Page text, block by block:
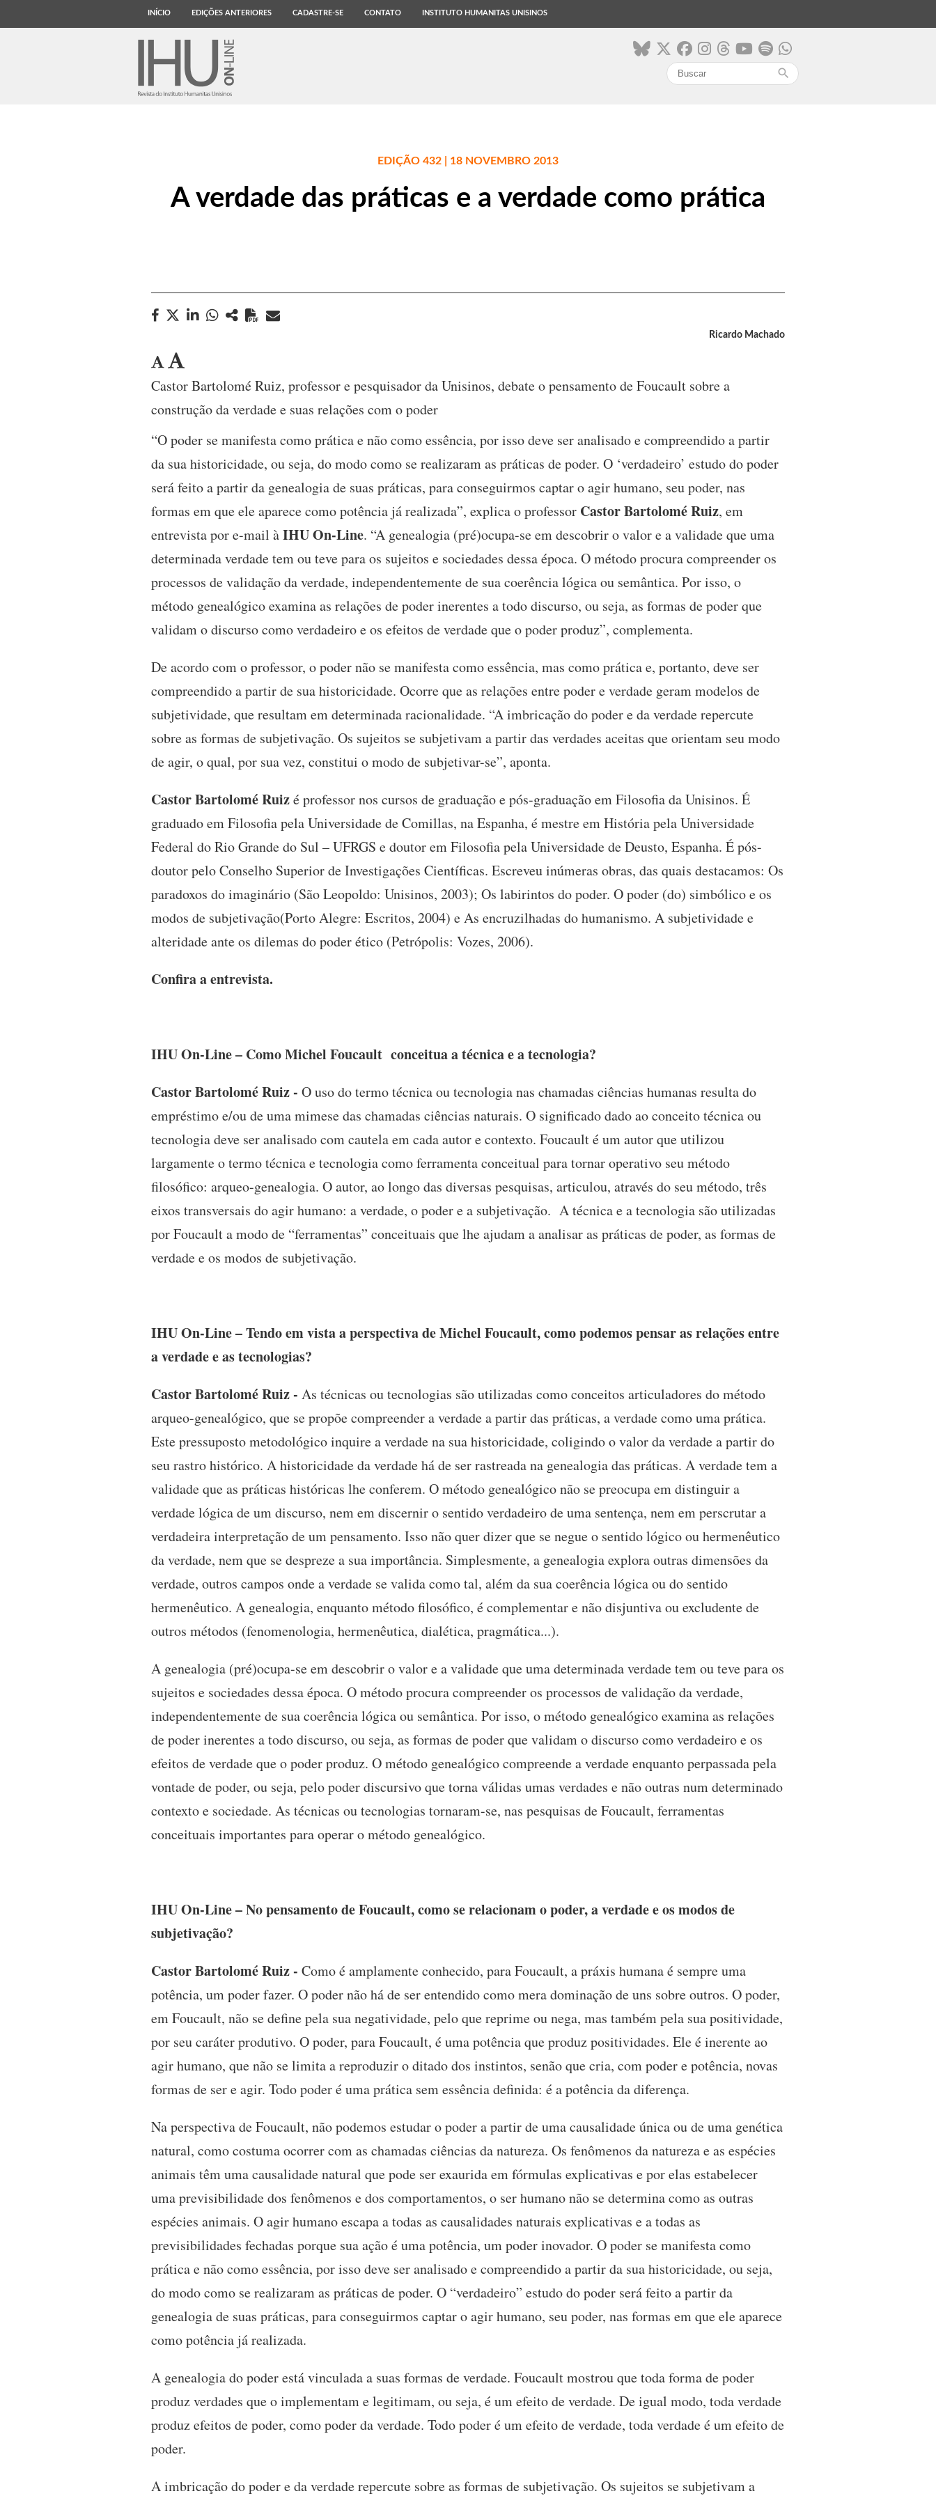
INÍCIO EDIÇÕES ANTERIORES CADASTRE-SE CONTATO INSTITUTO HUMANITAS UNISINOS
search
EDIÇÃO 432 | 18 NOVEMBRO 2013
A verdade das práticas e a verdade como prática
Ricardo Machado
Castor Bartolomé Ruiz, professor e pesquisador da Unisinos, debate o pensamento de Foucault sobre a
construção da verdade e suas relações com o poder
“O poder se manifesta como prática e não como essência, por isso deve ser analisado e compreendido a partir
da sua historicidade, ou seja, do modo como se realizaram as práticas de poder. O ‘verdadeiro’ estudo do poder
será feito a partir da genealogia de suas práticas, para conseguirmos captar o agir humano, seu poder, nas
formas em que ele aparece como potência já realizada”, explica o professor Castor Bartolomé Ruiz, em
entrevista por e-mail àIHU On-Line. “A genealogia (pré)ocupa-se em descobrir o valor e a validade que uma
determinada verdade tem ou teve para os sujeitos e sociedades dessa época. O método procura compreender os
processos de validação da verdade, independentemente de sua coerência lógica ou semântica. Por isso, o
método genealógico examina as relações de poder inerentes a todo discurso, ou seja, as formas de poder que
validam o discurso como verdadeiro e os efeitos de verdade que o poder produz”, complementa.
De acordo com o professor, o poder não se manifesta como essência, mas como prática e, portanto, deve ser
compreendido a partir de sua historicidade. Ocorre que as relações entre poder e verdade geram modelos de
subjetividade, que resultam em determinada racionalidade. “A imbricação do poder e da verdade repercute
sobre as formas de subjetivação. Os sujeitos se subjetivam a partir das verdades aceitas que orientam seu modo
de agir, o qual, por sua vez, constitui o modo de subjetivar-se”, aponta.
Castor Bartolomé Ruizé professor nos cursos de graduação e pós-graduação em Filosofia da Unisinos. É
graduado em Filosofia pela Universidade de Comillas, na Espanha, é mestre em História pela Universidade
Federal do Rio Grande do Sul – UFRGS e doutor em Filosofia pela Universidade de Deusto, Espanha. É pós-
doutor pelo Conselho Superior de Investigações Científicas. Escreveu inúmeras obras, das quais destacamos: Os
paradoxos do imaginário (São Leopoldo: Unisinos, 2003); Os labirintos do poder. O poder (do) simbólico e os
modos de subjetivação(Porto Alegre: Escritos, 2004) e As encruzilhadas do humanismo. A subjetividade e
alteridade ante os dilemas do poder ético (Petrópolis: Vozes, 2006).
Confira a entrevista.
IHU On-Line – Como Michel Foucault conceitua a técnica e a tecnologia?
Castor Bartolomé Ruiz - O uso do termo técnica ou tecnologia nas chamadas ciências humanas resulta do
empréstimo e/ou de uma mimese das chamadas ciências naturais. O significado dado ao conceito técnica ou
tecnologia deve ser analisado com cautela em cada autor e contexto. Foucault é um autor que utilizou
largamente o termo técnica e tecnologia como ferramenta conceitual para tornar operativo seu método
filosófico: arqueo-genealogia. O autor, ao longo das diversas pesquisas, articulou, através do seu método, três
eixos transversais do agir humano: a verdade, o poder e a subjetivação. A técnica e a tecnologia são utilizadas
por Foucault a modo de “ferramentas” conceituais que lhe ajudam a analisar as práticas de poder, as formas de
verdade e os modos de subjetivação.
IHU On-Line – Tendo em vista a perspectiva de Michel Foucault, como podemos pensar as relações entre
a verdade e as tecnologias?
Castor Bartolomé Ruiz - As técnicas ou tecnologias são utilizadas como conceitos articuladores do método
arqueo-genealógico, que se propõe compreender a verdade a partir das práticas, a verdade como uma prática.
Este pressuposto metodológico inquire a verdade na sua historicidade, coligindo o valor da verdade a partir do
seu rastro histórico. A historicidade da verdade há de ser rastreada na genealogia das práticas. A verdade tem a
validade que as práticas históricas lhe conferem. O método genealógico não se preocupa em distinguir a
verdade lógica de um discurso, nem em discernir o sentido verdadeiro de uma sentença, nem em perscrutar a
verdadeira interpretação de um pensamento. Isso não quer dizer que se negue o sentido lógico ou hermenêutico
da verdade, nem que se despreze a sua importância. Simplesmente, a genealogia explora outras dimensões da
verdade, outros campos onde a verdade se valida como tal, além da sua coerência lógica ou do sentido
hermenêutico. A genealogia, enquanto método filosófico, é complementar e não disjuntiva ou excludente de
outros métodos (fenomenologia, hermenêutica, dialética, pragmática...).
A genealogia (pré)ocupa-se em descobrir o valor e a validade que uma determinada verdade tem ou teve para os
sujeitos e sociedades dessa época. O método procura compreender os processos de validação da verdade,
independentemente de sua coerência lógica ou semântica. Por isso, o método genealógico examina as relações
de poder inerentes a todo discurso, ou seja, as formas de poder que validam o discurso como verdadeiro e os
efeitos de verdade que o poder produz. O método genealógico compreende a verdade enquanto perpassada pela
vontade de poder, ou seja, pelo poder discursivo que torna válidas umas verdades e não outras num determinado
contexto e sociedade. As técnicas ou tecnologias tornaram-se, nas pesquisas de Foucault, ferramentas
conceituais importantes para operar o método genealógico.
IHU On-Line – No pensamento de Foucault, como se relacionam o poder, a verdade e os modos de
subjetivação?
Castor Bartolomé Ruiz - Como é amplamente conhecido, para Foucault, a práxis humana é sempre uma
potência, um poder fazer. O poder não há de ser entendido como mera dominação de uns sobre outros. O poder,
em Foucault, não se define pela sua negatividade, pelo que reprime ou nega, mas também pela sua positividade,
por seu caráter produtivo. O poder, para Foucault, é uma potência que produz positividades. Ele é inerente ao
agir humano, que não se limita a reproduzir o ditado dos instintos, senão que cria, com poder e potência, novas
formas de ser e agir. Todo poder é uma prática sem essência definida: é a potência da diferença.
Na perspectiva de Foucault, não podemos estudar o poder a partir de uma causalidade única ou de uma genética
natural, como costuma ocorrer com as chamadas ciências da natureza. Os fenômenos da natureza e as espécies
animais têm uma causalidade natural que pode ser exaurida em fórmulas explicativas e por elas estabelecer
uma previsibilidade dos fenômenos e dos comportamentos, o ser humano não se determina como as outras
espécies animais. O agir humano escapa a todas as causalidades naturais explicativas e a todas as
previsibilidades fechadas porque sua ação é uma potência, um poder inovador. O poder se manifesta como
prática e não como essência, por isso deve ser analisado e compreendido a partir da sua historicidade, ou seja,
do modo como se realizaram as práticas de poder. O “verdadeiro” estudo do poder será feito a partir da
genealogia de suas práticas, para conseguirmos captar o agir humano, seu poder, nas formas em que ele aparece
como potência já realizada.
A genealogia do poder está vinculada a suas formas de verdade. Foucault mostrou que toda forma de poder
produz verdades que o implementam e legitimam, ou seja, é um efeito de verdade. De igual modo, toda verdade
produz efeitos de poder, como poder da verdade. Todo poder é um efeito de verdade, toda verdade é um efeito de
poder.
A imbricação do poder e da verdade repercute sobre as formas de subjetivação. Os sujeitos se subjetivam a